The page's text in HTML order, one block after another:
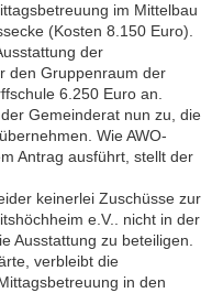
im Mittelbau
(Kosten 8.150 Euro).
der
den Gruppenraum der
6.250 Euro an.
Gemeinderat nun zu, die
Wie AWO-
Antrag ausführt, stellt der
keinerlei Zuschüsse zur
e.V.. nicht in der
Ausstattung zu beteiligen.
verbleibt die
in den